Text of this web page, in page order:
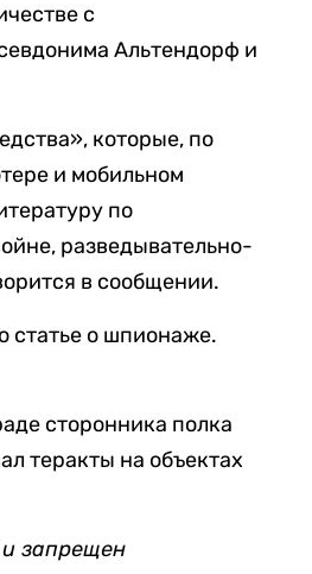
с
Альтендорф и
которые, по
и мобильном
по
разведывательно-
в сообщении.
статье о шпионаже.
сторонника полка
теракты на объектах
и запрещен